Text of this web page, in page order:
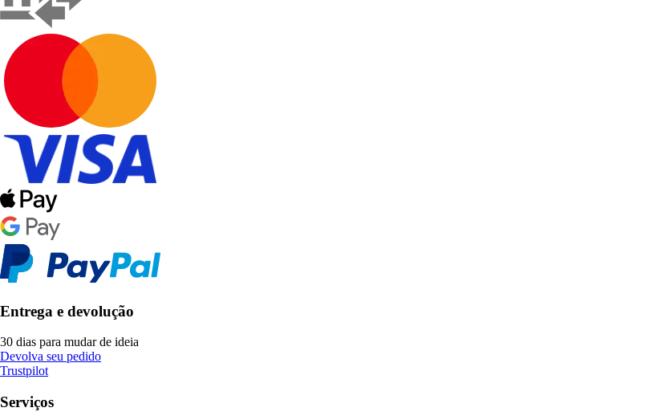
Entrega e devolução
30 dias para mudar de ideia
Devolva seu pedido
Trustpilot
Serviços